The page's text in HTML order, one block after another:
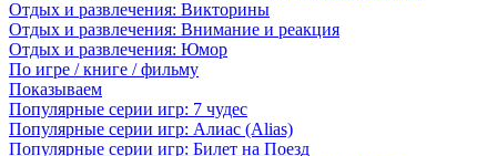
Отдых и развлечения: Викторины
Отдых и развлечения: Внимание и реакция
Отдых и развлечения: Юмор
По игре / книге / фильму
Показываем
Популярные серии игр: 7 чудес
Популярные серии игр: Алиас (Alias)
Популярные серии игр: Билет на Поезд